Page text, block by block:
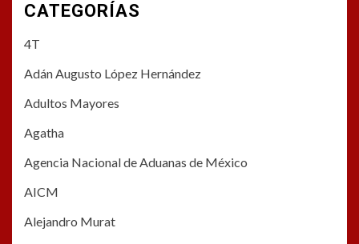
CATEGORÍAS
4T
Adán Augusto López Hernández
Adultos Mayores
Agatha
Agencia Nacional de Aduanas de México
AICM
Alejandro Murat